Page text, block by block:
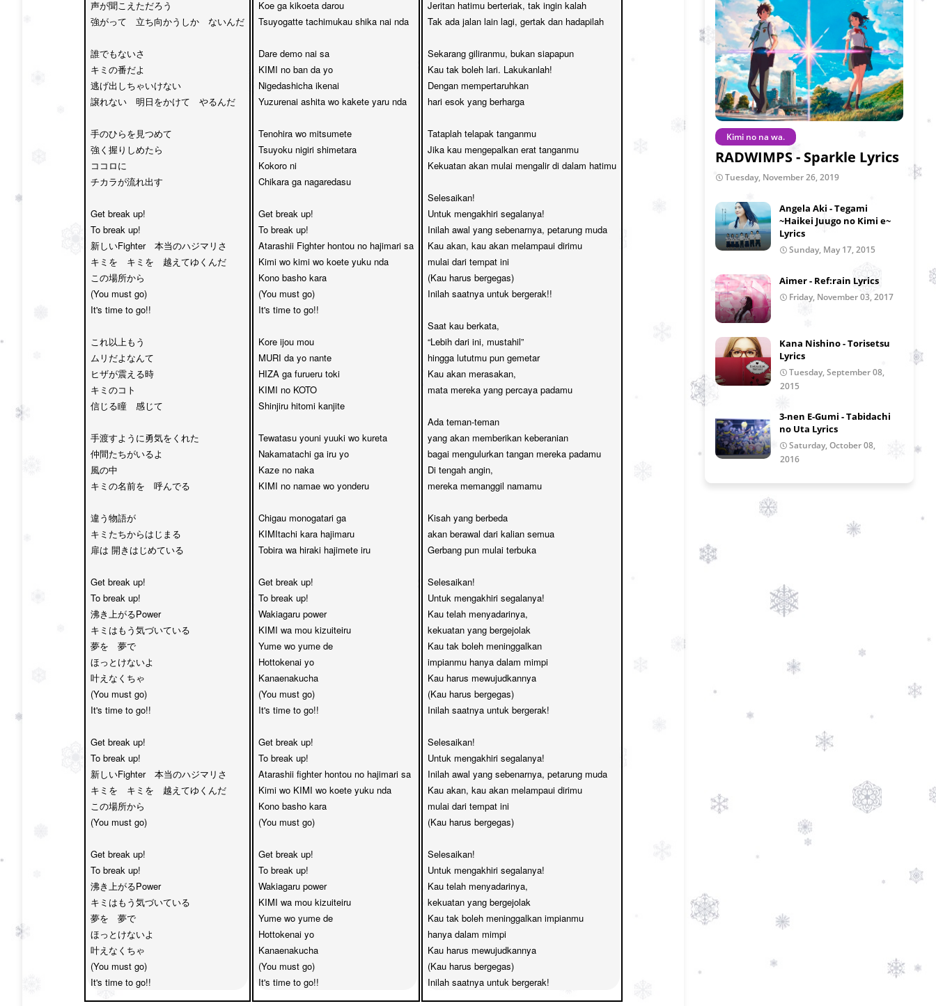
声が聞こえただろう
強がって　立ち向かうしか　ないんだ
誰でもないさ
キミの番だよ
逃げ出しちゃいけない
譲れない　明日をかけて　やるんだ
手のひらを見つめて
強く握りしめたら
ココロに
チカラが流れ出す
Get break up!
To break up!
新しいFighter　本当のハジマリさ
キミを　キミを　越えてゆくんだ
この場所から
(You must go)
It's time to go!!
これ以上もう
ムリだよなんて
ヒザが震える時
キミのコト
信じる瞳　感じて
手渡すように勇気をくれた
仲間たちがいるよ
風の中
キミの名前を　呼んでる
違う物語が
キミたちからはじまる
扉は 開きはじめている
Get break up!
To break up!
沸き上がるPower
キミはもう気づいている
夢を　夢で
ほっとけないよ
叶えなくちゃ
(You must go)
It's time to go!!
Get break up!
To break up!
新しいFighter　本当のハジマリさ
キミを　キミを　越えてゆくんだ
この場所から
(You must go)
Get break up!
To break up!
沸き上がるPower
キミはもう気づいている
夢を　夢で
ほっとけないよ
叶えなくちゃ
(You must go)
It's time to go!!
Koe ga kikoeta darou
Tsuyogatte tachimukau shika nai nda
Dare demo nai sa
KIMI no ban da yo
Nigedashicha ikenai
Yuzurenai ashita wo kakete yaru nda
Tenohira wo mitsumete
Tsuyoku nigiri shimetara
Kokoro ni
Chikara ga nagaredasu
Get break up!
To break up!
Atarashii Fighter hontou no hajimari sa
Kimi wo kimi wo koete yuku nda
Kono basho kara
(You must go)
It's time to go!!
Kore ijou mou
MURI da yo nante
HIZA ga furueru toki
KIMI no KOTO
Shinjiru hitomi kanjite
Tewatasu youni yuuki wo kureta
Nakamatachi ga iru yo
Kaze no naka
KIMI no namae wo yonderu
Chigau monogatari ga
KIMItachi kara hajimaru
Tobira wa hiraki hajimete iru
Get break up!
To break up!
Wakiagaru power
KIMI wa mou kizuiteiru
Yume wo yume de
Hottokenai yo
Kanaenakucha
(You must go)
It's time to go!!
Get break up!
To break up!
Atarashii fighter hontou no hajimari sa
Kimi wo KIMI wo koete yuku nda
Kono basho kara
(You must go)
Get break up!
To break up!
Wakiagaru power
KIMI wa mou kizuiteiru
Yume wo yume de
Hottokenai yo
Kanaenakucha
(You must go)
It's time to go!!
Jeritan hatimu berteriak, tak ingin kalah
Tak ada jalan lain lagi, gertak dan hadapilah
Sekarang giliranmu, bukan siapapun
Kau tak boleh lari. Lakukanlah!
Dengan mempertaruhkan
hari esok yang berharga
Tataplah telapak tanganmu
Jika kau mengepalkan erat tanganmu
Kekuatan akan mulai mengalir di dalam hatimu
Selesaikan!
Untuk mengakhiri segalanya!
Inilah awal yang sebenarnya, petarung muda
Kau akan, kau akan melampaui dirimu
mulai dari tempat ini
(Kau harus bergegas)
Inilah saatnya untuk bergerak!!
Saat kau berkata,
“Lebih dari ini, mustahil”
hingga lututmu pun gemetar
Kau akan merasakan,
mata mereka yang percaya padamu
Ada teman-teman
yang akan memberikan keberanian
bagai mengulurkan tangan mereka padamu
Di tengah angin,
mereka memanggil namamu
Kisah yang berbeda
akan berawal dari kalian semua
Gerbang pun mulai terbuka
Selesaikan!
Untuk mengakhiri segalanya!
Kau telah menyadarinya,
kekuatan yang bergejolak
Kau tak boleh meninggalkan
impianmu hanya dalam mimpi
Kau harus mewujudkannya
(Kau harus bergegas)
Inilah saatnya untuk bergerak!
Selesaikan!
Untuk mengakhiri segalanya!
Inilah awal yang sebenarnya, petarung muda
Kau akan, kau akan melampaui dirimu
mulai dari tempat ini
(Kau harus bergegas)
Selesaikan!
Untuk mengakhiri segalanya!
Kau telah menyadarinya,
kekuatan yang bergejolak
Kau tak boleh meninggalkan impianmu
hanya dalam mimpi
Kau harus mewujudkannya
(Kau harus bergegas)
Inilah saatnya untuk bergerak!
Kimi no na wa.
RADWIMPS - Sparkle Lyrics
Tuesday, November 26, 2019
Angela Aki - Tegami
~Haikei Juugo no Kimi e~
Lyrics
Sunday, May 17, 2015
Aimer - Ref:rain Lyrics
Friday, November 03, 2017
Kana Nishino - Torisetsu
Lyrics
Tuesday, September 08,
2015
3-nen E-Gumi - Tabidachi
no Uta Lyrics
Saturday, October 08,
2016